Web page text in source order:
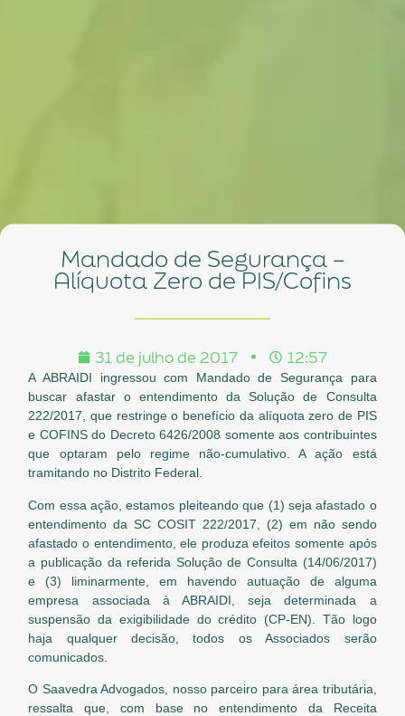
Mandado de Segurança –
Alíquota Zero de PIS/Cofins
31 de julho de 2017 12:57
A ABRAIDI ingressou com Mandado de Segurança para
buscar afastar o entendimento da Solução de Consulta
222/2017, que restringe o benefício da alíquota zero de PIS
e COFINS do Decreto 6426/2008 somente aos contribuintes
que optaram pelo regime não-cumulativo. A ação está
tramitando no Distrito Federal.
Com essa ação, estamos pleiteando que (1) seja afastado o
entendimento da SC COSIT 222/2017, (2) em não sendo
afastado o entendimento, ele produza efeitos somente após
a publicação da referida Solução de Consulta (14/06/2017)
e (3) liminarmente, em havendo autuação de alguma
empresa associada à ABRAIDI, seja determinada a
suspensão da exigibilidade do crédito (CP-EN). Tão logo
haja qualquer decisão, todos os Associados serão
comunicados.
O Saavedra Advogados, nosso parceiro para área tributária,
ressalta que, com base no entendimento da Receita